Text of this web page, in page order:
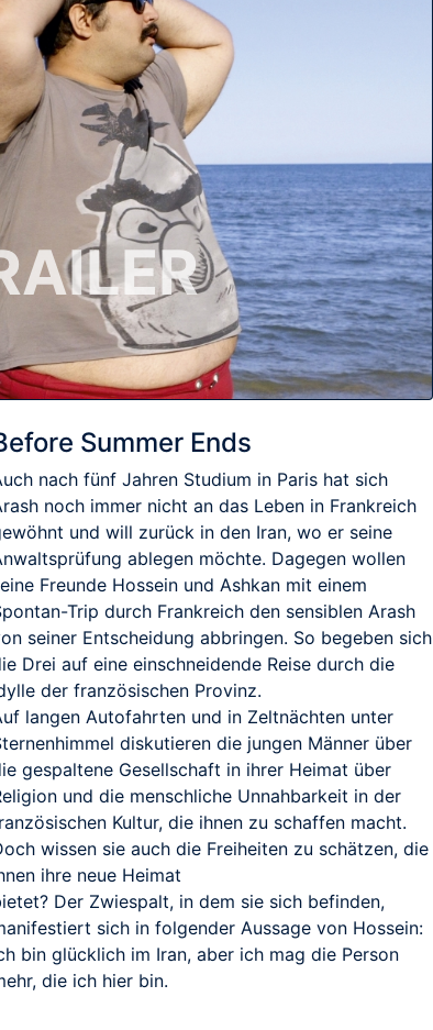
Summer Ends
nach fünf Jahren Studium in Paris hat sich
noch immer nicht an das Leben in Frankreich
und will zurück in den Iran, wo er seine
ablegen möchte. Dagegen wollen
Freunde Hossein und Ashkan mit einem
Trip durch Frankreich den sensiblen Arash
seiner Entscheidung abbringen. So begeben sich
Drei auf eine einschneidende Reise durch die
der französischen Provinz.
langen Autofahrten und in Zeltnächten unter
diskutieren die jungen Männer über
gespaltene Gesellschaft in ihrer Heimat über
und die menschliche Unnahbarkeit in der
Kultur, die ihnen zu schaffen macht.
wissen sie auch die Freiheiten zu schätzen, die
ihre neue Heimat
Der Zwiespalt, in dem sie sich befinden,
sich in folgender Aussage von Hossein:
bin glücklich im Iran, aber ich mag die Person
die ich hier bin.